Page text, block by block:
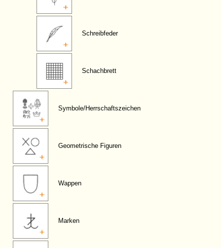
Schreibfeder
Schachbrett
Symbole/Herrschaftszeichen
Geometrische Figuren
Wappen
Marken